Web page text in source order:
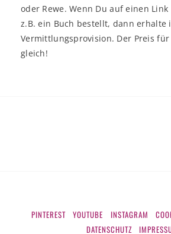
oder Rewe. Wenn Du auf einen
z.B. ein Buch bestellt, dann erhalte
Vermittlungsprovision. Der Preis
gleich!
PINTEREST YOUTUBE INSTAGRAM
DATENSCHUTZ